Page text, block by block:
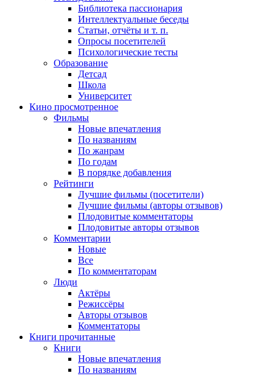
Библиотека пассионария
Интеллектуальные беседы
Статьи, отчёты и т. п.
Опросы посетителей
Психологические тесты
Образование
Детсад
Школа
Университет
Кино просмотренное
Фильмы
Новые впечатления
По названиям
По жанрам
По годам
В порядке добавления
Рейтинги
Лучшие фильмы (посетители)
Лучшие фильмы (авторы отзывов)
Плодовитые комментаторы
Плодовитые авторы отзывов
Комментарии
Новые
Все
По комментаторам
Люди
Актёры
Режиссёры
Авторы отзывов
Комментаторы
Книги прочитанные
Книги
Новые впечатления
По названиям